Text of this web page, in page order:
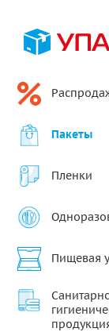
Пакеты
Пленки
Пищевая